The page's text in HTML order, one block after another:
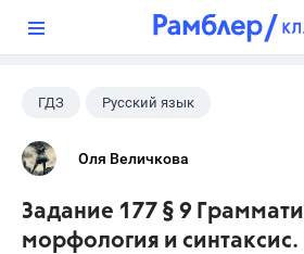
ГДЗ Русский язык
Разумовская М.М.
Оля Величкова
Задание 177 § 9
морфология и синтаксис.